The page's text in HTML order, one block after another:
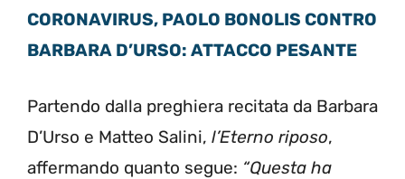
CORONAVIRUS, PAOLO BONOLIS CONTRO
BARBARA D’URSO: ATTACCO PESANTE
Partendo dalla preghiera recitata da Barbara
D’Urso e Matteo Salini, l’Eterno riposo,
affermando quanto segue: “Questa ha